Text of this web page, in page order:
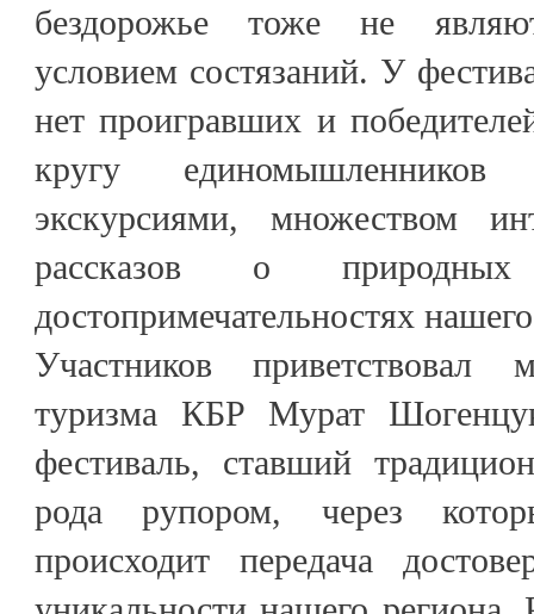
бездорожье тоже не
условием состязаний. У
нет проигравших и
кругу
экскурсиями, множеством
рассказов о
достопримечательностях
Участников
туризма КБР Мурат
фестиваль, ставший
рода рупором, через
происходит передача